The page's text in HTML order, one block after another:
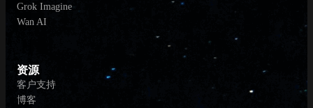
Grok Imagine
Wan AI
资源
客户支持
博客